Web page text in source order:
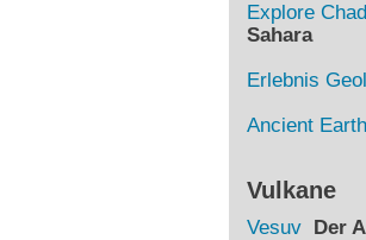
Explore Chad
Sahara
Erlebnis
Ancient
Vulkane
VesuvDer